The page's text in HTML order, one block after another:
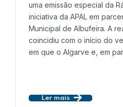
uma emissão especial da
iniciativa da APAL em
Municipal de Albufeira. A
coincidiu com o início do
em que o Algarve e, em
Ler mais